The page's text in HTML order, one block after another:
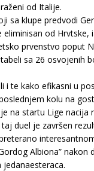
od Italije.
sa klupe predvodi
od
prvenstvo poput
sa 26 osvojenih
i te kako efikasni u
kolu na
na startu Lige
duel je završen
Albiona”